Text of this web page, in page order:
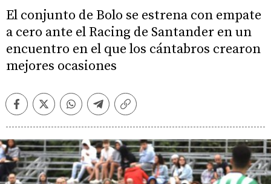
El conjunto de Bolo se estrena con empate
a cero ante el Racing de Santander en un
encuentro en el que los cántabros crearon
mejores ocasiones
FacebookTwitterWhatsappTelegramCopiar